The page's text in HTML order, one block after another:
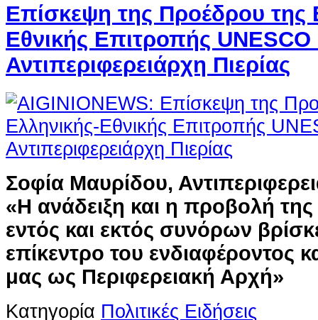
Επίσκεψη της Προέδρου της
Εθνικής Επιτροπής UNESCO
Αντιπεριφερειάρχη Πιερίας
Σοφία Μαυρίδου,
«Η ανάδειξη και η προβολή της
εντός και εκτός συνόρων
επίκεντρο του ενδιαφέροντος
μας ως Περιφερειακή Αρχή»
Κατηγορία Πολιτικές Ειδήσεις